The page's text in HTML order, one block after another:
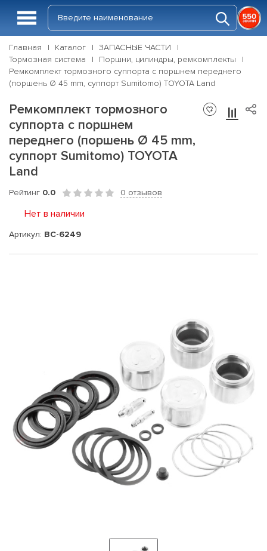
Главная Каталог
ЗАПАСНЫЕ ЧАСТИ
Тормозная система
Поршни, цилиндры, ремкомплекты
Ремкомплект тормозного суппорта с поршнем переднего
(поршень Ø 45 mm, суппорт Sumitomo) TOYOTA Land
Ремкомплект тормозного
суппорта с поршнем
переднего (поршень Ø 45 mm,
суппорт Sumitomo) TOYOTA
Land
Рейтинг 0.0 0 отзывов
Нет в наличии
Артикул: BC-6249